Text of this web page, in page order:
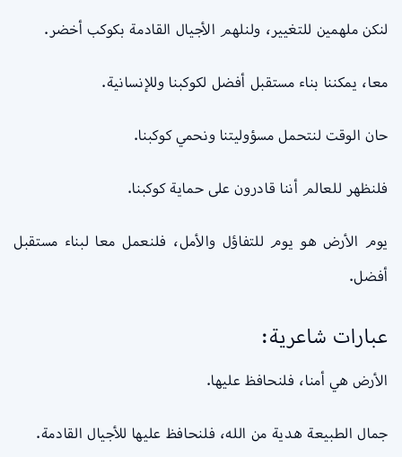
لنكن ملهمين للتغيير، ولنلهم الأجيال القادمة بكوكب أخضر.
معا، يمكننا بناء مستقبل أفضل لكوكبنا وللإنسانية.
حان الوقت لنتحمل مسؤوليتنا ونحمي كوكبنا.
فلنظهر للعالم أننا قادرون على حماية كوكبنا.
يوم الأرض هو يوم للتفاؤل والأمل، فلنعمل معا لبناء مستقبل
أفضل.
عبارات شاعرية:
الأرض هي أمنا، فلنحافظ عليها.
جمال الطبيعة هدية من الله، فلنحافظ عليها للأجيال القادمة.